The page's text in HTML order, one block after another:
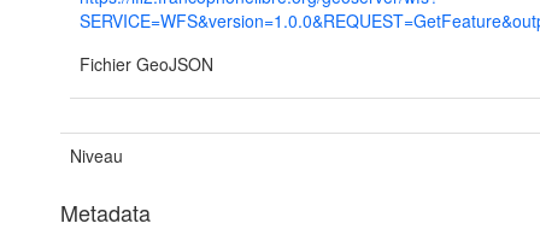
Fichier GeoJSON
Niveau
Metadata